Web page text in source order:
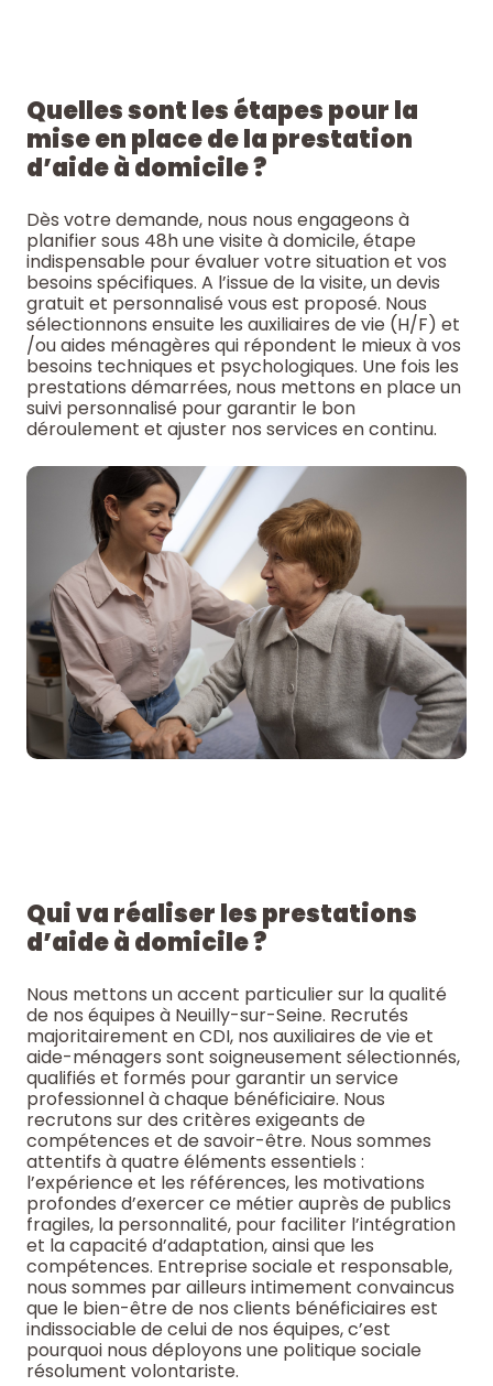
Quelles sont les étapes pour la
mise en place de la prestation
d’aide à domicile ?
Dès votre demande, nous nous engageons à
planifier sous 48h une visite à domicile, étape
indispensable pour évaluer votre situation et vos
besoins spécifiques. A l’issue de la visite, un devis
gratuit et personnalisé vous est proposé. Nous
sélectionnons ensuite les auxiliaires de vie (H/F) et
/ou aides ménagères qui répondent le mieux à vos
besoins techniques et psychologiques. Une fois les
prestations démarrées, nous mettons en place un
suivi personnalisé pour garantir le bon
déroulement et ajuster nos services en continu.
Qui va réaliser les prestations
d’aide à domicile ?
Nous mettons un accent particulier sur la qualité
de nos équipes à Neuilly-sur-Seine. Recrutés
majoritairement en CDI, nos auxiliaires de vie et
aide-ménagers sont soigneusement sélectionnés,
qualifiés et formés pour garantir un service
professionnel à chaque bénéficiaire. Nous
recrutons sur des critères exigeants de
compétences et de savoir-être. Nous sommes
attentifs à quatre éléments essentiels :
l’expérience et les références, les motivations
profondes d’exercer ce métier auprès de publics
fragiles, la personnalité, pour faciliter l’intégration
et la capacité d’adaptation, ainsi que les
compétences. Entreprise sociale et responsable,
nous sommes par ailleurs intimement convaincus
que le bien-être de nos clients bénéficiaires est
indissociable de celui de nos équipes, c’est
pourquoi nous déployons une politique sociale
résolument volontariste.